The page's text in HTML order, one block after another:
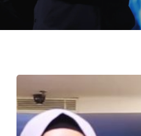
Meningkatkan
Kecerdasan
Emosi,